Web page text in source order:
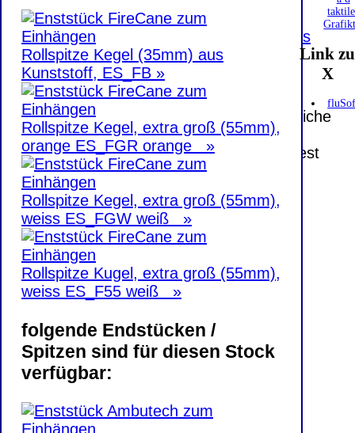
Rollspitze Kegel (35mm) aus
Kunststoff, ES_FB »
Rollspitze Kegel, extra groß (55mm),
orange ES_FGR orange »
Rollspitze Kegel, extra groß (55mm),
weiss ES_FGW weiß »
Rollspitze Kugel, extra groß (55mm),
weiss ES_F55 weiß »
folgende Endstücken /
Spitzen sind für diesen Stock
verfügbar:
Link zu
X
Seitenanfang
Impressum AGB
Datenschutz
Links
Katalog (PDF) Sitemap
große AnzeigeSchließen
Diese Website nutzt Cookies, um bestmögliche
Funktionalität bieten zu können.
This website uses cookies to provide the best
possible functionality.
Ok, verstanden Mehr Infos